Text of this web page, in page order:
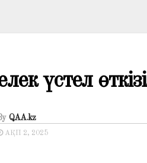
үстел
QAA.kz
АҚП 2, 2025